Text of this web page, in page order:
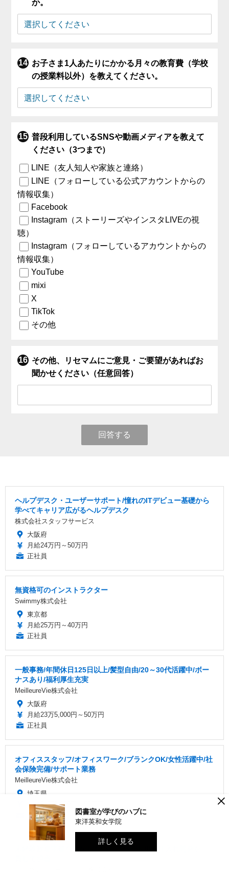
か。
お子さま1人あたりにかかる月々の教育費（学校
の授業料以外）を教えてください。
普段利用しているSNSや動画メディアを教えて
ください（3つまで）
LINE（友人知人や家族と連絡）
LINE（フォローしている公式アカウントからの
情報収集）
Facebook
Instagram（ストーリーズやインスタLIVEの視
聴）
Instagram（フォローしているアカウントからの
情報収集）
YouTube
mixi
X
TikTok
その他
その他、リセマムにご意見・ご要望があればお
聞かせください（任意回答）
回答する
ヘルプデスク・ユーザーサポート/憧れのITデビュー基礎から
学べてキャリア広がるヘルプデスク
株式会社スタッフサービス
大阪府
月給24万円～50万円
正社員
無資格可のインストラクター
Swimmy株式会社
東京都
月給25万円～40万円
正社員
一般事務/年間休日125日以上/髪型自由/20～30代活躍中/ボー
ナスあり/福利厚生充実
MeilleureVie株式会社
大阪府
月給23万5,000円～50万円
正社員
オフィススタッフ/オフィスワーク/ブランクOK/女性活躍中/社
会保険完備/サポート業務
MeilleureVie株式会社
埼玉県
月給21万5,000円～50万円
正社員
×
図書室が学びのハブに
東洋英和女学院
詳しく見る